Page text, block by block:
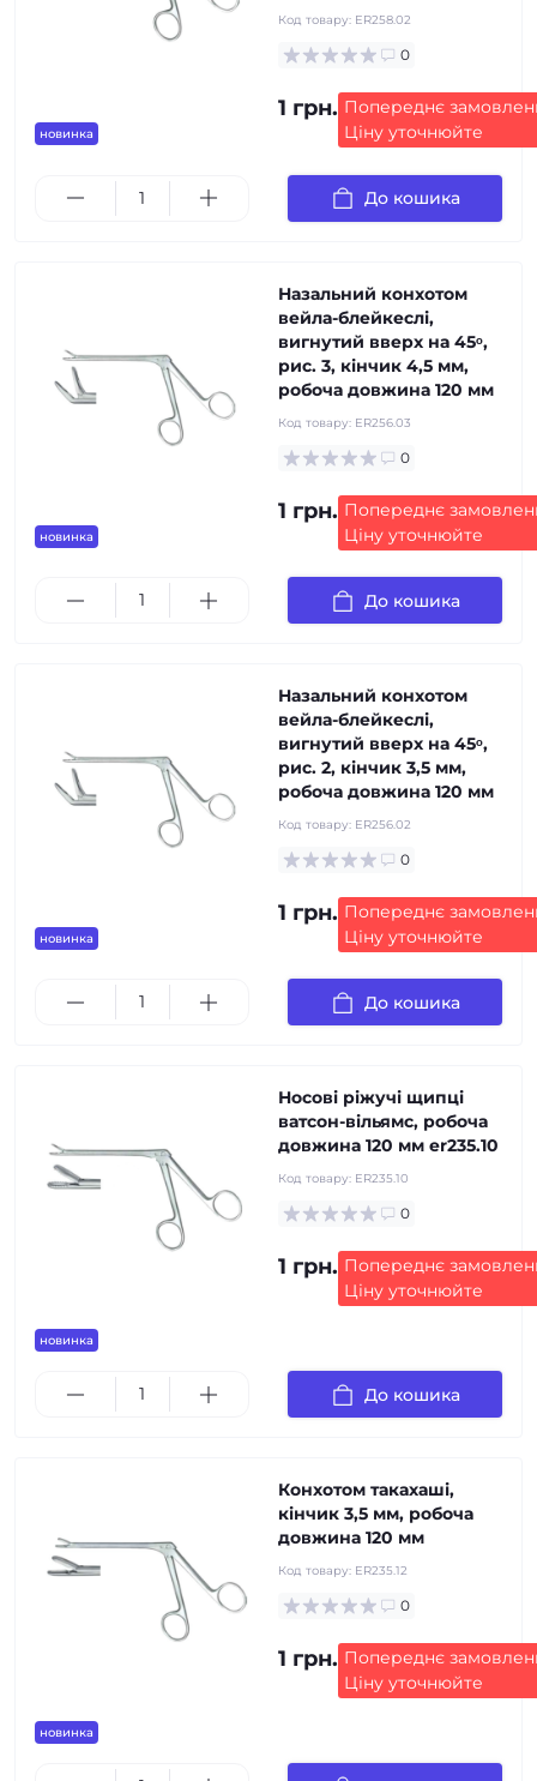
новинка
Код товару: ER258.02
0
1 грн. Попереднє
Ціну уточнюйте
До кошика
новинка
Назальний конхотом
вейла-блейкеслі,
вигнутий вверх на 45ᵒ,
рис. 3, кінчик 4,5 мм,
робоча довжина 120 мм
Код товару: ER256.03
0
1 грн. Попереднє
Ціну уточнюйте
До кошика
новинка
Назальний конхотом
вейла-блейкеслі,
вигнутий вверх на 45ᵒ,
рис. 2, кінчик 3,5 мм,
робоча довжина 120 мм
Код товару: ER256.02
0
1 грн. Попереднє
Ціну уточнюйте
До кошика
новинка
Носові ріжучі щипці
ватсон-вільямс, робоча
довжина 120 мм er235.10
Код товару: ER235.10
0
1 грн. Попереднє
Ціну уточнюйте
До кошика
новинка
Конхотом такахаші,
кінчик 3,5 мм, робоча
довжина 120 мм
Код товару: ER235.12
0
1 грн. Попереднє
Ціну уточнюйте